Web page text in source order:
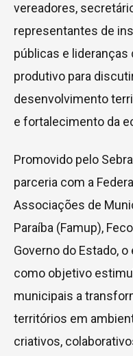
vereadores,
representantes de
públicas e lideranças
produtivo para
desenvolvimento
e fortalecimento da
Promovido pelo
parceria com a
Associações de
Paraíba (Famup),
Governo do Estado,
como objetivo
municipais a
territórios em
criativos,